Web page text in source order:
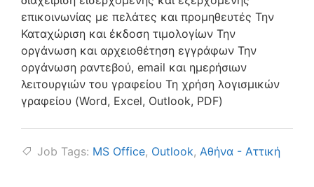
επικοινωνίας με πελάτες και προμηθευτές Την
Καταχώριση και έκδοση τιμολογίων Την
οργάνωση και αρχειοθέτηση εγγράφων Την
οργάνωση ραντεβού, email και ημερήσιων
λειτουργιών του γραφείου Τη χρήση λογισμικών
γραφείου (Word, Excel, Outlook, PDF)
Job Tags: MS Office, Outlook, Αθήνα - Αττική